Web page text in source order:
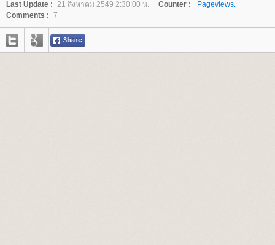
Last Update :
21 สิงหาคม 2549 2:30:00 น. Counter :
Pageviews.
Comments : 7